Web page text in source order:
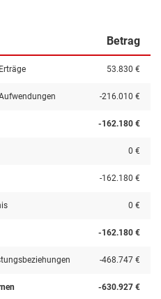
Betrag
53.830 €
-216.010 €
-162.180 €
0 €
-162.180 €
0 €
-162.180 €
-468.747 €
-630.927 €